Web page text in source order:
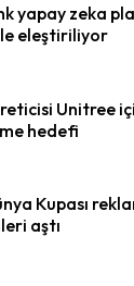
yapay zeka
eleştiriliyor
Unitree
hedefi
Kupası
aştı